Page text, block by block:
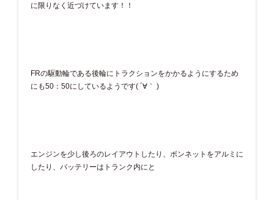
に限りなく近づけています！！
FRの駆動輪である後輪にトラクションをかかるようにするため
にも50：50にしているようです( ´∀｀ )
エンジンを少し後ろのレイアウトしたり、ボンネットをアルミに
したり、バッテリーはトランク内にと